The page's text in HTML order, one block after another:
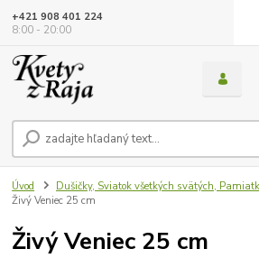
+421 908 401 224
8:00 - 20:00
Úvod
Dušičky, Sviatok všetkých svätých,
Živý Veniec 25 cm
Živý Veniec 25 cm